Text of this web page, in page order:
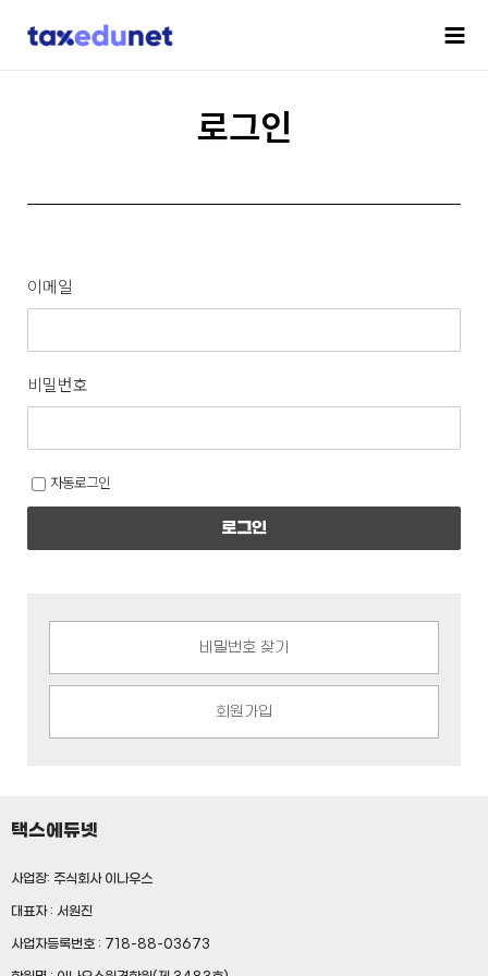
로그인
이메일
비밀번호
자동로그인
로그인
비밀번호 찾기
회원가입
택스에듀넷
사업장: 주식회사 이나우스
대표자 : 서원진
사업자등록번호 : 718-88-03673